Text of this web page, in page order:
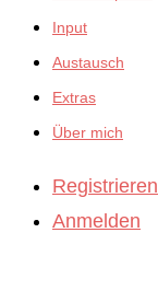
Input
Austausch
Extras
Über mich
Registrieren
Anmelden